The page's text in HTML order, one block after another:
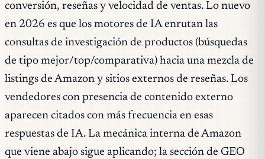
conversión, reseñas y velocidad de ventas. Lo nuevo
en 2026 es que los motores de IA enrutan las
consultas de investigación de productos (búsquedas
de tipo mejor/top/comparativa) hacia una mezcla de
listings de Amazon y sitios externos de reseñas. Los
vendedores con presencia de contenido externo
aparecen citados con más frecuencia en esas
respuestas de IA. La mecánica interna de Amazon
que viene abajo sigue aplicando; la sección de GEO